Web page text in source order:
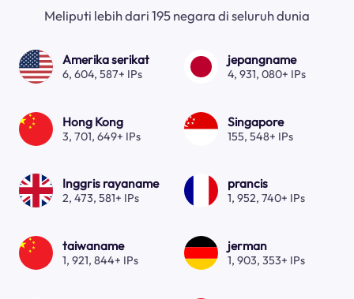
Meliputi lebih dari 195 negara di seluruh dunia
Amerika serikat
6, 604, 587+ IPs
jepangname
4, 931, 080+ IPs
Hong Kong
3, 701, 649+ IPs
Singapore
155, 548+ IPs
Inggris rayaname
2, 473, 581+ IPs
prancis
1, 952, 740+ IPs
taiwaname
1, 921, 844+ IPs
jerman
1, 903, 353+ IPs